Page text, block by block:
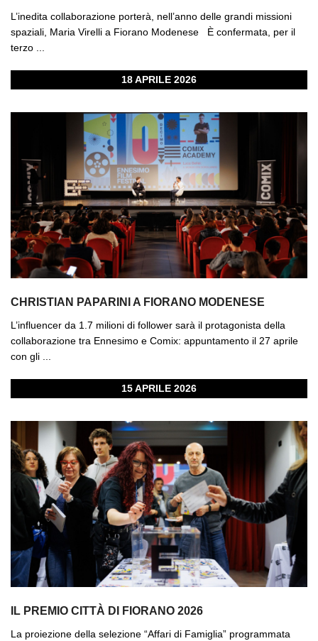
L’inedita collaborazione porterà, nell’anno delle grandi missioni
spaziali, Maria Virelli a Fiorano Modenese È confermata, per il
terzo ...
18 APRILE 2026
CHRISTIAN PAPARINI A FIORANO MODENESE
L’influencer da 1.7 milioni di follower sarà il protagonista della
collaborazione tra Ennesimo e Comix: appuntamento il 27 aprile
con gli ...
15 APRILE 2026
IL PREMIO CITTÀ DI FIORANO 2026
La proiezione della selezione “Affari di Famiglia” programmata